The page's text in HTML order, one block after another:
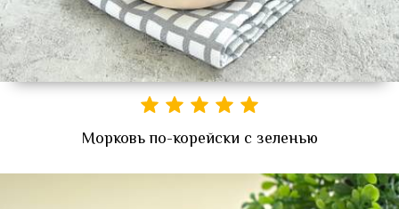
Морковь по-корейски с зеленью